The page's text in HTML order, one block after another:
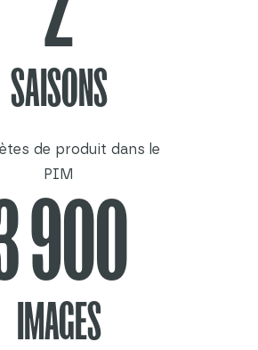
SAISONS
de produit dans le
PIM
900
IMAGES